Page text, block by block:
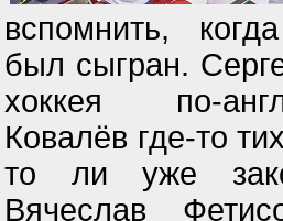
вспомнить,
был сыгран.
хоккея по-
Ковалёв где-то
то ли уже
Вячеслав